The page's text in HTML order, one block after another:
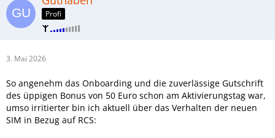
Profi
3. Mai 2026
So angenehm das Onboarding und die zuverlässige Gutschrift
des üppigen Bonus von 50 Euro schon am Aktivierungstag war,
umso irritierter bin ich aktuell über das Verhalten der neuen
SIM in Bezug auf RCS: